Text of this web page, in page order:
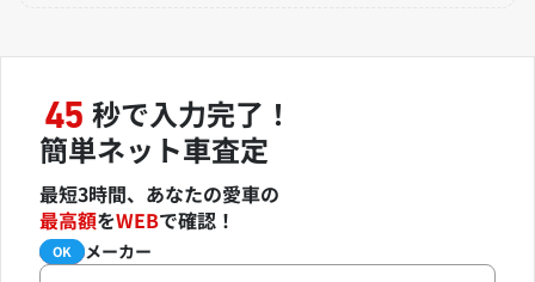
45 秒で入力完了！
簡単ネット車査定
最短3時間、あなたの愛車の
最高額をWEBで確認！
必須 メーカー
OK